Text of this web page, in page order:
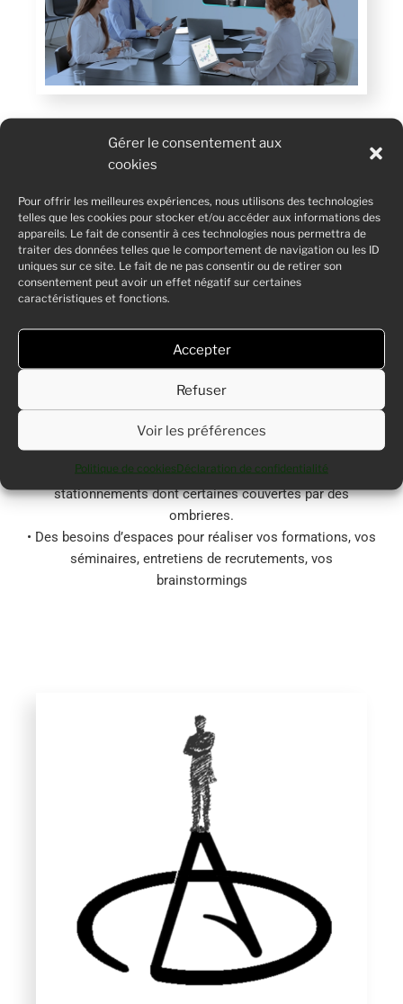
Gérer le consentement aux
cookies
Pour offrir les meilleures expériences, nous utilisons des technologies
telles que les cookies pour stocker et/ou accéder aux informations des
appareils. Le fait de consentir à ces technologies nous permettra de
traiter des données telles que le comportement de navigation ou les ID
uniques sur ce site. Le fait de ne pas consentir ou de retirer son
consentement peut avoir un effet négatif sur certaines
caractéristiques et fonctions.
Accepter
Refuser
Voir les préférences
Politique de cookiesDéclaration de confidentialité
L’ANIMATION DU SITE
événementvous permettant de vous informer et de
rencontrer d’autres sphères professionnelles ;
• D’avoir accès à des services dédiés de téléphonie,
d’internet et de photocopie vous permettant la plus
grande mobilité ;
• De vous aider à organiser vos
professionnelles
à disposition des espaces de restauration
avec des intervenants de prestataires extérieurs
• A votre service, des bornes de recharges électriques
pour vos véhicules
Un grand parking privatifdisposant de 87 places de
stationnements dont certaines couvertes par des
ombrieres.
• Des besoins d’espaces pour réaliser vos formations, vos
séminaires, entretiens de recrutements, vos
brainstormings